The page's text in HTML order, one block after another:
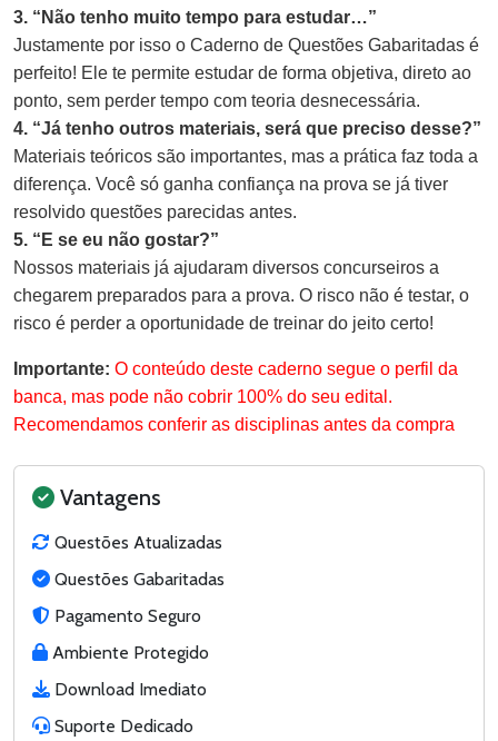
3. “Não tenho muito tempo para estudar…”
Justamente por isso o Caderno de Questões Gabaritadas é
perfeito! Ele te permite estudar de forma objetiva, direto ao
ponto, sem perder tempo com teoria desnecessária.
4. “Já tenho outros materiais, será que preciso desse?”
Materiais teóricos são importantes, mas a prática faz toda a
diferença. Você só ganha confiança na prova se já tiver
resolvido questões parecidas antes.
5. “E se eu não gostar?”
Nossos materiais já ajudaram diversos concurseiros a
chegarem preparados para a prova. O risco não é testar, o
risco é perder a oportunidade de treinar do jeito certo!
Importante: O conteúdo deste caderno segue o perfil da
banca, mas pode não cobrir 100% do seu edital.
Recomendamos conferir as disciplinas antes da compra
Vantagens
Questões Atualizadas
Questões Gabaritadas
Pagamento Seguro
Ambiente Protegido
Download Imediato
Suporte Dedicado